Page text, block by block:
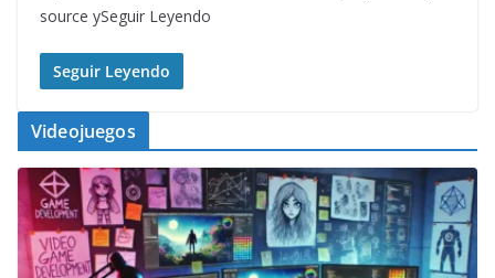
source ySeguir Leyendo
Seguir Leyendo
Videojuegos